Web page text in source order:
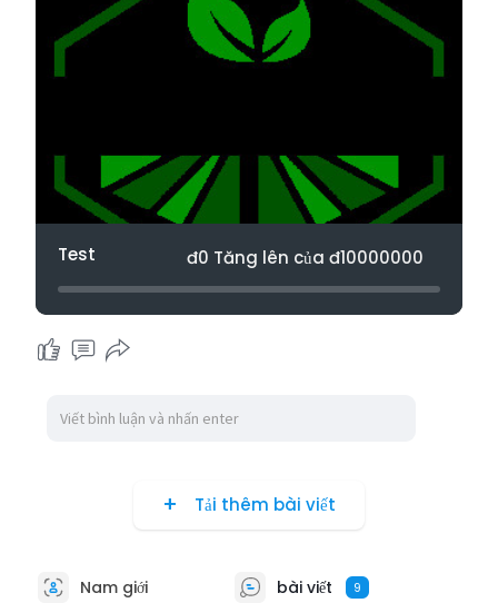
Test đ0 Tăng lên của đ10000000
Tải thêm bài viết
Nam giới bài viết 9